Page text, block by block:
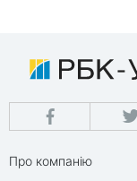
Про компанію